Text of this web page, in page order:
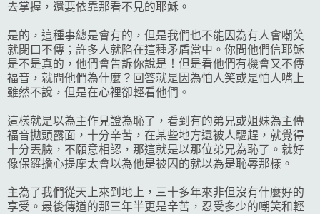
去掌握，還要依靠那看不見的耶穌。
是的，這種事總是會有的，但是我們也不能因為有人會嘲笑
就閉口不傳；許多人就陷在這種矛盾當中。你問他們信耶穌
是不是真的，他們會告訴你說是！但是看他們有機會又不傳
福音，就問他們為什麼？回答就是因為怕人笑或是怕人嘴上
雖然不說，但是在心裡卻輕看他們。
這樣就是以為主作見證為恥了，看到有的弟兄或姐妹為主傳
福音拋頭露面，十分辛苦，在某些地方還被人驅趕，就覺得
十分丟臉，不願意相認，那這就是以那位弟兄為恥了。就好
像保羅擔心提摩太會以為他是被囚的就以為是恥辱那樣。
主為了我們從天上來到地上，三十多年來非但沒有什麼好的
享受。最後傳道的那三年半更是辛苦，忍受多少的嘲笑和輕